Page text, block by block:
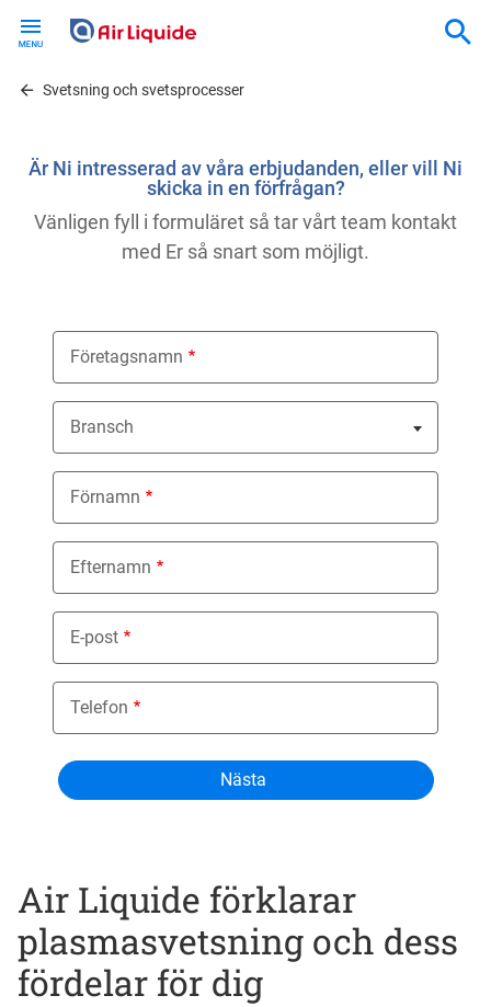
contentSvetsning och svetsprocesser
Air Liquide förklarar
plasmasvetsning och dess
fördelar för dig
Är Ni intresserad av våra erbjudanden, eller vill Ni
skicka in en förfrågan?
Vänligen fyll i formuläret så tar vårt team kontakt
med Er så snart som möjligt.
Företagsnamn
Bransch
Nothing selected
Förnamn
Efternamn
E-post
Telefon